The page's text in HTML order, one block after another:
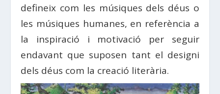
defineix com les músiques dels déus o
les músiques humanes, en referència a
la inspiració i motivació per seguir
endavant que suposen tant el designi
dels déus com la creació literària.